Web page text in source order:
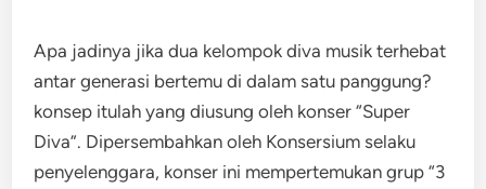
Apa jadinya jika dua kelompok diva musik terhebat
antar generasi bertemu di dalam satu panggung?
konsep itulah yang diusung oleh konser “Super
Diva”. Dipersembahkan oleh Konsersium selaku
penyelenggara, konser ini mempertemukan grup “3